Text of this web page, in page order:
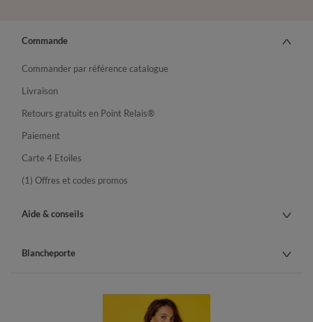
Commande
Commander par référence catalogue
Livraison
Retours gratuits en Point Relais®
Paiement
Carte 4 Etoiles
(1) Offres et codes promos
Aide & conseils
Blancheporte